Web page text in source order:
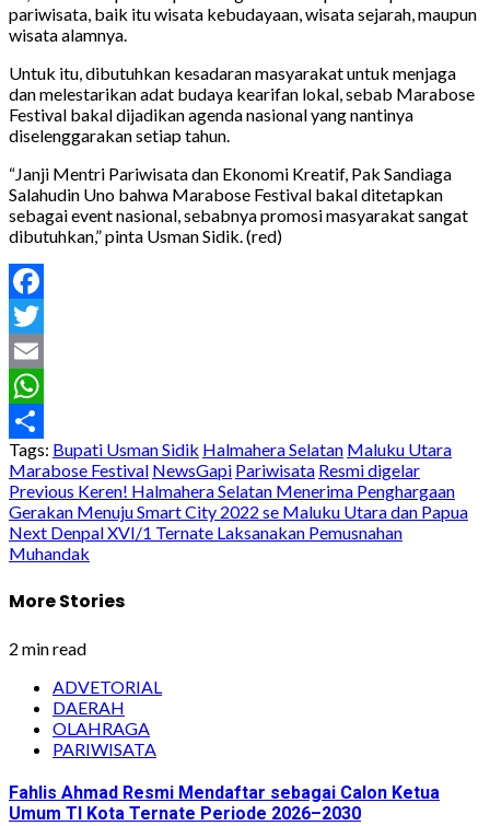
pariwisata, baik itu wisata kebudayaan, wisata sejarah, maupun
wisata alamnya.
Untuk itu, dibutuhkan kesadaran masyarakat untuk menjaga
dan melestarikan adat budaya kearifan lokal, sebab Marabose
Festival bakal dijadikan agenda nasional yang nantinya
diselenggarakan setiap tahun.
“Janji Mentri Pariwisata dan Ekonomi Kreatif, Pak Sandiaga
Salahudin Uno bahwa Marabose Festival bakal ditetapkan
sebagai event nasional, sebabnya promosi masyarakat sangat
dibutuhkan,” pinta Usman Sidik. (red)
Facebook
Twitter
Email
WhatsApp
Share
Tags: Bupati Usman Sidik Halmahera Selatan Maluku Utara
Marabose Festival NewsGapi Pariwisata Resmi digelar
Post
navigation
Previous Keren! Halmahera Selatan Menerima Penghargaan
Gerakan Menuju Smart City 2022 se Maluku Utara dan Papua
Next Denpal XVI/1 Ternate Laksanakan Pemusnahan
Muhandak
More Stories
2 min read
ADVETORIAL
DAERAH
OLAHRAGA
PARIWISATA
Fahlis Ahmad Resmi Mendaftar sebagai Calon Ketua
Umum TI Kota Ternate Periode 2026–2030